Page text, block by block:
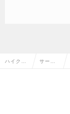
ハイクラ サービ